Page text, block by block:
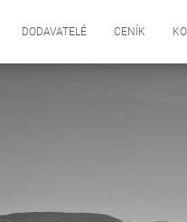
DODAVATELÉ CENÍK